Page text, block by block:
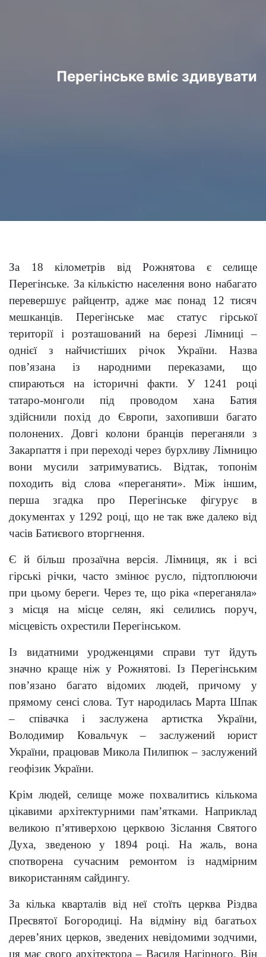
Перегінське вміє здивувати
За 18 кілометрів від Рожнятова є селище
Перегінське. За кількістю населення воно набагато
перевершує райцентр, адже має понад 12 тисяч
мешканців. Перегінське має статус гірської
території і розташований на березі Лімниці –
однієї з найчистіших річок України. Назва
пов’язана із народними переказами, що
спираються на історичні факти. У 1241 році
татаро-монголи під проводом хана Батия
здійснили похід до Європи, захопивши багато
полонених. Довгі колони бранців переганяли з
Закарпаття і при переході через бурхливу Лімницю
вони мусили затримуватись. Відтак, топонім
походить від слова «переганяти». Між іншим,
перша згадка про Перегінське фігурує в
документах у 1292 році, що не так вже далеко від
часів Батиєвого вторгнення.
Є й більш прозаїчна версія. Лімниця, як і всі
гірські річки, часто змінює русло, підтоплюючи
при цьому береги. Через те, що ріка «переганяла»
з місця на місце селян, які селились поруч,
місцевість охрестили Перегінськом.
Із видатними уродженцями справи тут йдуть
значно краще ніж у Рожнятові. Із Перегінським
пов’язано багато відомих людей, причому у
прямому сенсі слова. Тут народилась Марта Шпак
– співачка і заслужена артистка України,
Володимир Ковальчук – заслужений юрист
України, працював Микола Пилипюк – заслужений
геофізик України.
Крім людей, селище може похвалитись кількома
цікавими архітектурними пам’ятками. Наприклад
великою п’ятиверхою церквою Зіслання Святого
Духа, зведеною у 1894 році. На жаль, вона
спотворена сучасним ремонтом із надмірним
використанням сайдингу.
За кілька кварталів від неї стоїть церква Різдва
Пресвятої Богородиці. На відміну від багатьох
дерев’яних церков, зведених невідомими зодчими,
ця має свого архітектора – Василя Нагірного. Він